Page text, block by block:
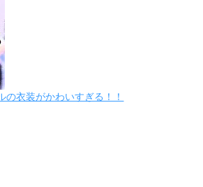
の衣装がかわいすぎる！！